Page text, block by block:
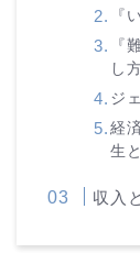
『
『
し
ジ
経
生
収入